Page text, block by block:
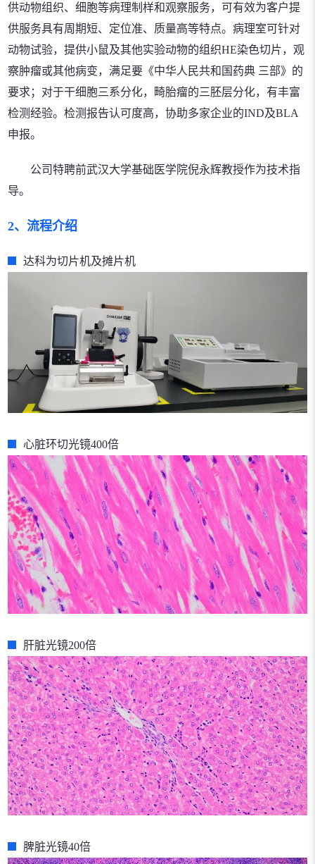
供动物组织、细胞等病理制样和观察服务，可有效为客户提
供服务具有周期短、定位准、质量高等特点。病理室可针对
动物试验，提供小鼠及其他实验动物的组织HE染色切片，观
察肿瘤或其他病变，满足要《中华人民共和国药典 三部》的
要求；对于干细胞三系分化，畸胎瘤的三胚层分化，有丰富
检测经验。检测报告认可度高，协助多家企业的IND及BLA
申报。
公司特聘前武汉大学基础医学院倪永辉教授作为技术指
导。
2、流程介绍
达科为切片机及摊片机
心脏环切光镜400倍
肝脏光镜200倍
脾脏光镜40倍